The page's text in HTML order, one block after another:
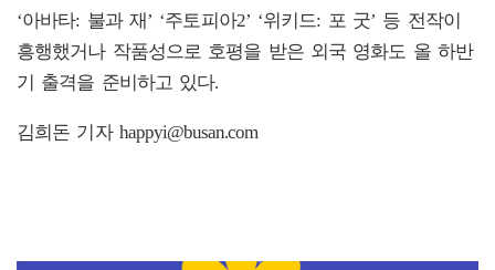
‘아바타: 불과 재’ ‘주토피아2’ ‘위키드: 포 굿’ 등 전작이
흥행했거나 작품성으로 호평을 받은 외국 영화도 올 하반
기 출격을 준비하고 있다.
김희돈 기자 happyi@busan.com